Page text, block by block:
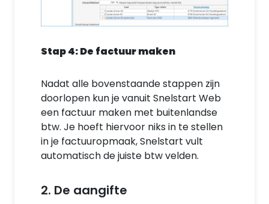
Stap 4: De factuur maken
Nadat alle bovenstaande stappen zijn
doorlopen kun je vanuit Snelstart Web
een factuur maken met buitenlandse
btw. Je hoeft hiervoor niks in te stellen
in je factuuropmaak, Snelstart vult
automatisch de juiste btw velden.
2. De aangifte